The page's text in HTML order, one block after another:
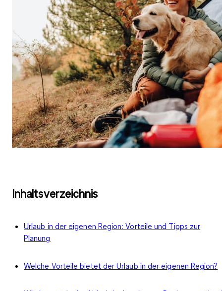
Inhaltsverzeichnis
Urlaub in der eigenen Region: Vorteile und Tipps zur
Planung
Welche Vorteile bietet der Urlaub in der eigenen Region?